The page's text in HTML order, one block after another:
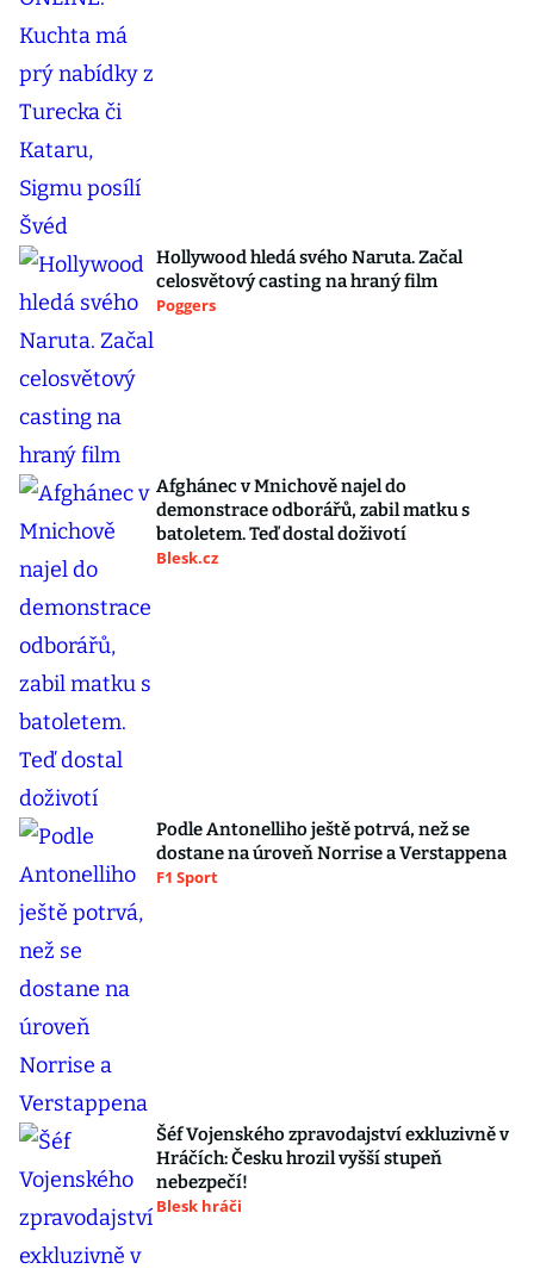
Hollywood hledá svého Naruta. Začal
celosvětový casting na hraný film
Poggers
Afghánec v Mnichově najel do
demonstrace odborářů, zabil matku s
batoletem. Teď dostal doživotí
Blesk.cz
Podle Antonelliho ještě potrvá, než se
dostane na úroveň Norrise a Verstappena
F1 Sport
Šéf Vojenského zpravodajství exkluzivně v
Hráčích: Česku hrozil vyšší stupeň
nebezpečí!
Blesk hráči